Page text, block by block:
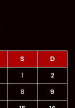
S
D
1
2
8
9